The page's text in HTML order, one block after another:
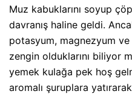
Muz kabuklarını soyup
davranış haline geldi.
potasyum, magnezyum ve
zengin olduklarını biliyor
yemek kulağa pek hoş
aromalı şuruplara